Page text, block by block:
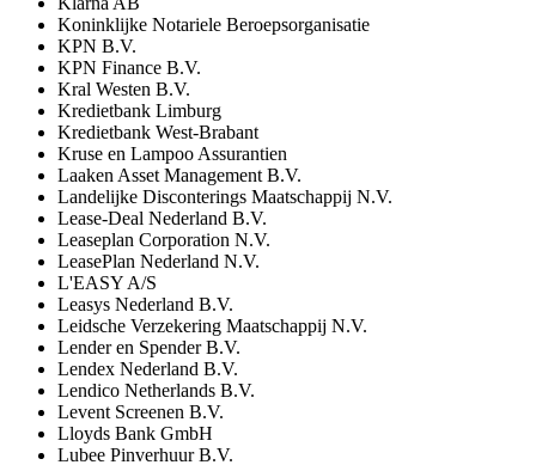
Koninklijke Notariele Beroepsorganisatie
KPN B.V.
KPN Finance B.V.
Kral Westen B.V.
Kredietbank Limburg
Kredietbank West-Brabant
Kruse en Lampoo Assurantien
Laaken Asset Management B.V.
Landelijke Disconterings Maatschappij N.V.
Lease-Deal Nederland B.V.
Leaseplan Corporation N.V.
LeasePlan Nederland N.V.
L'EASY A/S
Leasys Nederland B.V.
Leidsche Verzekering Maatschappij N.V.
Lender en Spender B.V.
Lendex Nederland B.V.
Lendico Netherlands B.V.
Levent Screenen B.V.
Lloyds Bank GmbH
Lubee Pinverhuur B.V.